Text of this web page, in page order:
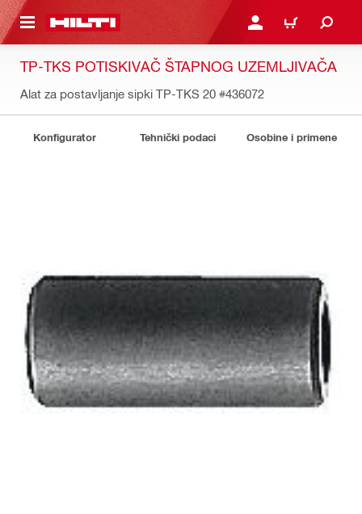
SADRŽAJ PRIJAVITE SE ILI SE
KORPA
TP-TKS POTISKIVAČ ŠTAPNOG UZEMLJIVAČA
Alat za postavljanje sipki TP-TKS 20 #436072
Konfigurator Tehnički podaci Osobine i primene